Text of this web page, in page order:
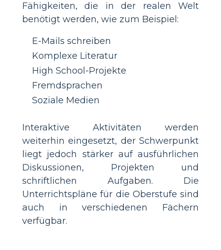
Fähigkeiten, die in der realen Welt
benötigt werden, wie zum Beispiel:
E-Mails schreiben
Komplexe Literatur
High School-Projekte
Fremdsprachen
Soziale Medien
Interaktive Aktivitäten werden
weiterhin eingesetzt, der Schwerpunkt
liegt jedoch stärker auf ausführlichen
Diskussionen, Projekten und
schriftlichen Aufgaben. Die
Unterrichtspläne für die Oberstufe sind
auch in verschiedenen Fächern
verfügbar.